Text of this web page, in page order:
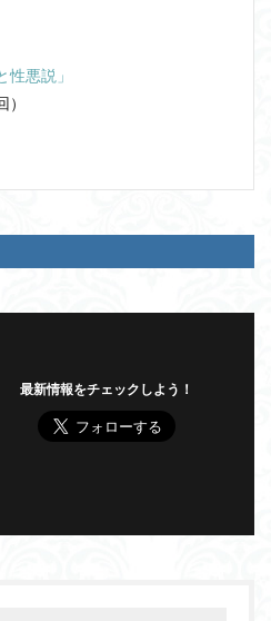
悪説」
最新情報をチェックしよう！